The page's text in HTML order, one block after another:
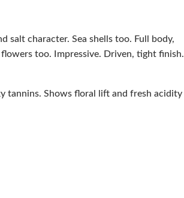
salt character. Sea shells too. Full body,
too. Impressive. Driven, tight finish.
tannins. Shows floral lift and fresh acidity